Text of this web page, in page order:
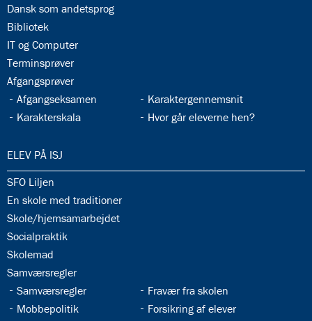
33.6:
Dansk som andetsprog
33.7:
Bibliotek
33.8:
IT og Computer
33.9:
Terminsprøver
33.10:
Afgangsprøver
33.11:
Afgangseksamen 33.12:
Karaktergennemsnit
33.13:
Karakterskala 33.14:
Hvor går eleverne hen?
34.0:
ELEV PÅ ISJ
34.1:
SFO Liljen
34.2:
En skole med traditioner
34.3:
Skole/hjemsamarbejdet
34.4:
Socialpraktik
34.5:
Skolemad
34.6:
Samværsregler
34.7:
Samværsregler 34.8:
Fravær fra skolen
34.9:
Mobbepolitik 34.10:
Forsikring af elever